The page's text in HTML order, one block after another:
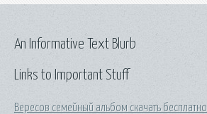
Links to Important Stuff
Вересов семейный альбом скачать бесплатно
An Informative Text Blurb